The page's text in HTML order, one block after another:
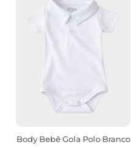
Body Bebê Gola Polo Branco